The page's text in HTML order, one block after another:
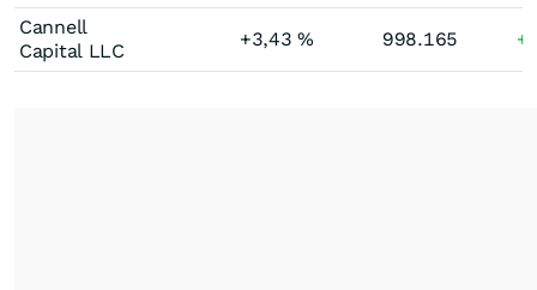
Cannell
Capital LLC
+3,43% 998.165